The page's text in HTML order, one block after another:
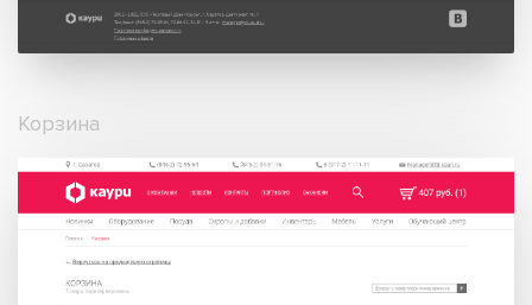
Корзина